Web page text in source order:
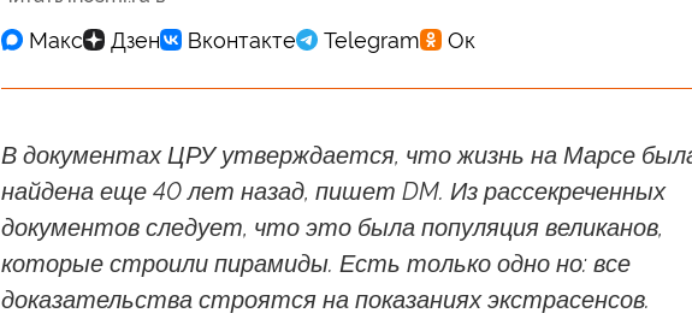
В документах ЦРУ утверждается, что жизнь на Марсе
найдена еще 40 лет назад, пишет DM. Из рассекреченных
документов следует, что это была популяция великанов,
которые строили пирамиды. Есть только одно но: все
доказательства строятся на показаниях экстрасенсов.